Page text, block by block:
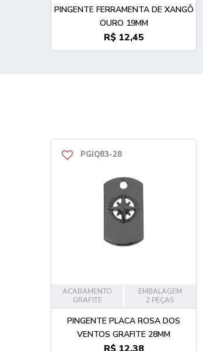
PINGENTE FERRAMENTA DE XANGÔ
OURO 19MM
R$ 12,45
PGIQ83-28
ACABAMENTO
GRAFITE
EMBALAGEM
2 PEÇAS
PINGENTE PLACA ROSA DOS
VENTOS GRAFITE 28MM
R$ 12,38